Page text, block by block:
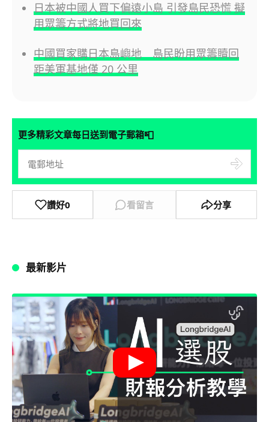
日本被中國人買下偏遠小島 引發島民恐慌 擬
用眾籌方式將地買回來
中國買家購日本島嶼地 島民盼用眾籌贖回
距美軍基地僅 20 公里
更多精彩文章每日送到電子郵箱📮
讚好0 看留言 分享
最新影片